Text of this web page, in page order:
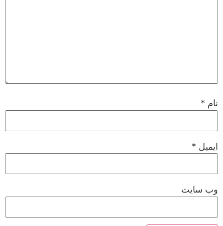
نام *
ایمیل *
وب‌ سایت